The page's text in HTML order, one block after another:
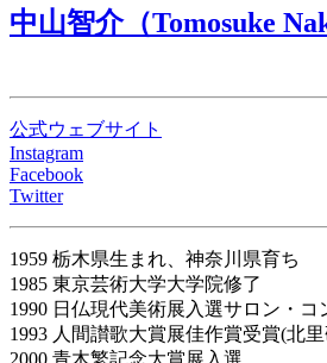
中山智介（Tomosuke
公式ウェブサイト
Instagram
Facebook
Twitter
1959 栃木県生まれ、神奈川県育ち
1985 東京芸術大学大学院修了
1990 日仏現代美術展入選サロン・コ
1993 人間讃歌大賞展佳作賞受賞(北
2000 青木繁記念大賞展入選